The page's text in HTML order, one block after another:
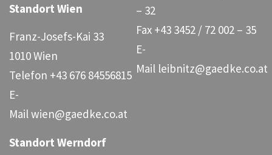
Standort Wien
Franz-Josefs-Kai 33
1010 Wien
Telefon +43 676 84556815
E-
Mailwien@gaedke.co.at
Standort Werndorf
– 32
Fax +43 3452 / 72 002 – 35
E-
Mail leibnitz@gaedke.co.at